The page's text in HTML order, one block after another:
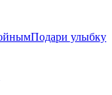
Подари улыбку